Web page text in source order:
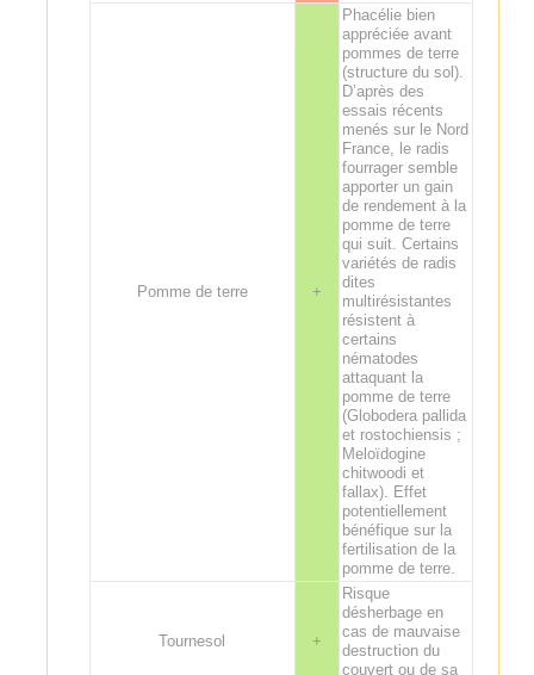
Pomme de terre +
Phacélie bien
appréciée avant
pommes de terre
(structure du sol).
D’après des
essais récents
menés sur le Nord
France, le radis
fourrager semble
apporter un gain
de rendement à la
pomme de terre
qui suit. Certains
variétés de radis
dites
multirésistantes
résistent à
certains
nématodes
attaquant la
pomme de terre
(Globodera pallida
et rostochiensis ;
Meloïdogine
chitwoodi et
fallax). Effet
potentiellement
bénéfique sur la
fertilisation de la
pomme de terre.
Tournesol +
Risque
désherbage en
cas de mauvaise
destruction du
couvert ou de sa